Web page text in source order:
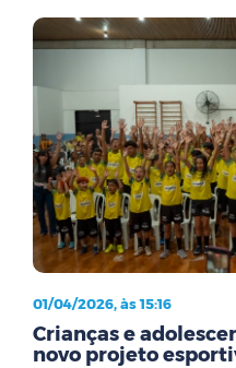
01/04/2026, às 15:16
Crianças e
novo projeto